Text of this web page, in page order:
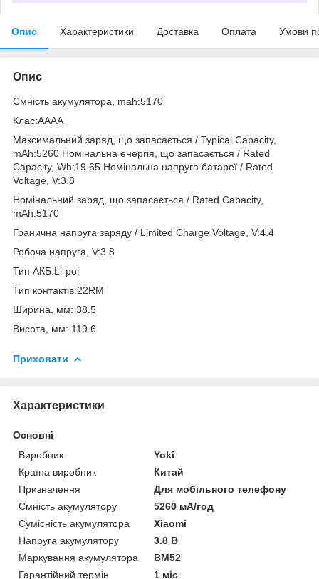
Опис Характеристики Доставка Оплата Умови
Опис
Ємність акумулятора, mah:5170
Клас:AAAA
Максимальний заряд, що запасається / Typical Capacity,
mAh:5260 Номінальна енергія, що запасається / Rated
Capacity, Wh:19.65 Номінальна напруга батареї / Rated
Voltage, V:3.8
Номінальний заряд, що запасається / Rated Capacity,
mAh:5170
Гранична напруга заряду / Limited Charge Voltage, V:4.4
Робоча напруга, V:3.8
Тип АКБ:Li-pol
Тип контактів:22RM
Ширина, мм: 38.5
Висота, мм: 119.6
Приховати
Характеристики
Основні
Виробник
Yoki
Країна виробник
Китай
Призначення
Для мобільного телефону
Ємність акумулятору
5260 мА/год
Сумісність акумулятора
Xiaomi
Напруга акумулятору
3.8 В
Маркування акумулятора
BM52
Гарантійний термін
1 міс